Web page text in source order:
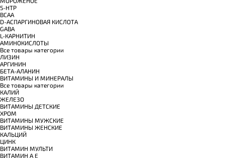
5-HTP
BCAA
D-АСПАРГИНОВАЯ КИСЛОТА
GABA
L-КАРНИТИН
АМИНОКИСЛОТЫ
Все товары категории
ЛИЗИН
АРГИНИН
БЕТА-АЛАНИН
ВИТАМИНЫ И МИНЕРАЛЫ
Все товары категории
КАЛИЙ
ЖЕЛЕЗО
ВИТАМИНЫ ДЕТСКИЕ
ХРОМ
ВИТАМИНЫ МУЖСКИЕ
ВИТАМИНЫ ЖЕНСКИЕ
КАЛЬЦИЙ
ЦИНК
ВИТАМИН МУЛЬТИ
ВИТАМИН A E